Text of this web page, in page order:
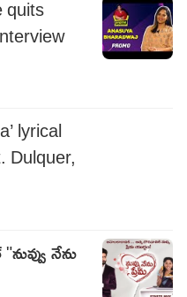
quits
lyrical
Dulquer,
నేను